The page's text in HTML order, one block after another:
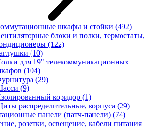
шкафы и стойки (492)
блоки и полки, термостаты,
(122)
(10)
для 19" телекоммуникационных
(104)
(29)
(9)
коридор (1)
распределительные, корпуса (29)
панели (патч-панели) (74)
розетки, освещение, кабели питания